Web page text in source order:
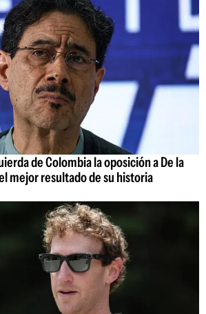
de Colombia la oposición a De la
mejor resultado de su historia